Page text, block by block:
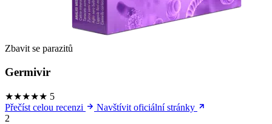
Zbavit se parazitů
Germivir
★★★★★ 5
Přečíst celou recenzi
Navštívit oficiální stránky
2